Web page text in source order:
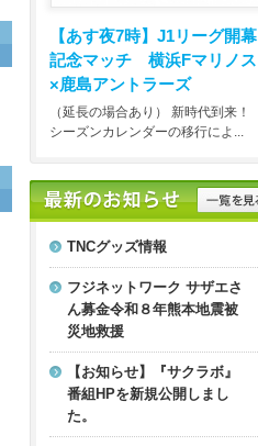
【あす夜7時】 J1リーグ開幕
記念マッチ 横浜Fマリノス
×鹿島アントラーズ
（延長の場合あり） 新時代到来！
シーズンカレンダーの移行によ...
TNCグッズ情報
フジネットワーク サザエさ
ん募金令和８年熊本地震被
災地救援
【お知らせ】『サクラボ』
番組HPを新規公開しまし
た。